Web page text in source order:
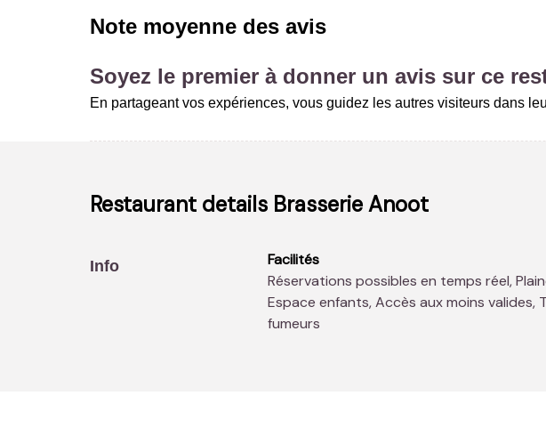
Note moyenne des avis
Soyez le premier à donner un avis sur ce
En partageant vos expériences, vous guidez les autres visiteurs dans
Restaurant details Brasserie Anoot
Info
Facilités
Réservations possibles en temps réel, Plaine de jeux, Parking,
Espace enfants, Accès aux moins valides,
fumeurs